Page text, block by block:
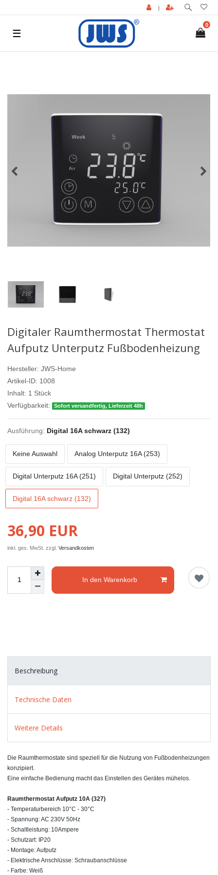
|
0
☰
Digitaler Raumthermostat Thermostat
Aufputz Unterputz Fußbodenheizung
Hersteller: JWS-Home
Artikel-ID: 1008
Inhalt: 1 Stück
Verfügbarkeit:
Sofort versandfertig, Lieferzeit 48h
Ausführung: Digital 16A schwarz (132)
Keine Auswahl Analog Unterputz 16A (253)
Digital Unterputz 16A (251) Digital Unterputz (252)
Digital 16A schwarz (132)
36,90 EUR
inkl. ges. MwSt. zzgl. Versandkosten
In den Warenkorb
Beschreibung
Technische Daten
Weitere Details
Die Raumthermostate sind speziell für die Nutzung von Fußbodenheizungen
konzipiert.
Eine einfache Bedienung macht das Einstellen des Gerätes mühelos.
Raumthermostat Aufputz 10A (327)
- Temperaturbereich 10°C - 30°C
- Spannung: AC 230V 50Hz
- Schaltleistung: 10Ampere
- Schutzart: IP20
- Montage: Aufputz
- Elektrische Anschlüsse: Schraubanschlüsse
- Farbe: Weiß